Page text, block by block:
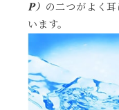
P） の二つがよく
います。